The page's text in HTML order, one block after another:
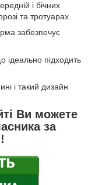
і бічних
та тротуарах.
забезпечує
ідеально підходить
і такий дизайн
Ви можете
за